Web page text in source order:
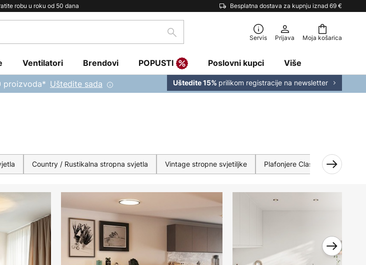
robu u roku od 50 dana Besplatna dostava za kupnju iznad 69 €
Moja košarica
traži Servis Prijava
Ventilatori Brendovi POPUSTI Poslovni kupci Više
proizvoda* Uštedite sada Uštedite 15% prilikom registracije na newsletter
Country / Rustikalna stropna svjetla Vintage stropne svjetiljke Plafonjere Classic / Antique